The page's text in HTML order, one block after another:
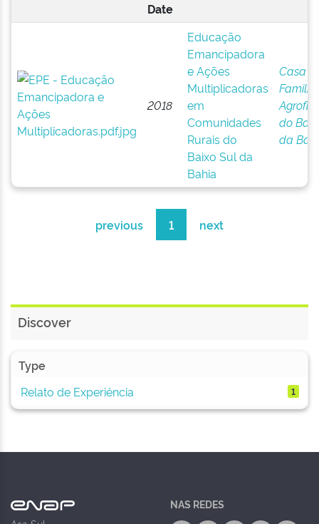
Date
2018
Educação
Emancipadora
e Ações
Multiplicadoras
em
Comunidades
Rurais do
Baixo Sul da
Bahia
Casa
Familiar
do
da
previous 1 next
Discover
Type
Relato de Experiência
1
NAS REDES